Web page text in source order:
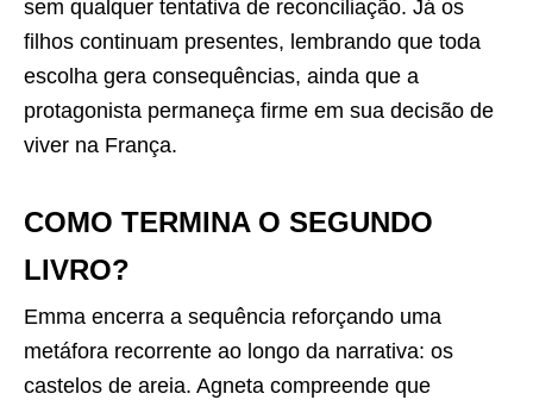
sem qualquer tentativa de reconciliação. Já os
filhos continuam presentes, lembrando que toda
escolha gera consequências, ainda que a
protagonista permaneça firme em sua decisão de
viver na França.
COMO TERMINA O SEGUNDO
LIVRO?
Emma encerra a sequência reforçando uma
metáfora recorrente ao longo da narrativa: os
castelos de areia. Agneta compreende que